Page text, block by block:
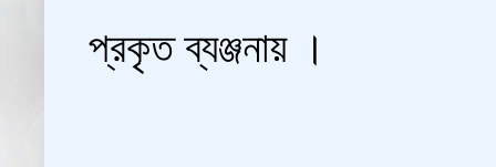
প্রকৃত ব্যঞ্জনায় ।